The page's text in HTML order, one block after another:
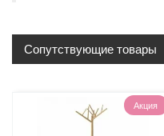
Сопутствующие товары
Акция